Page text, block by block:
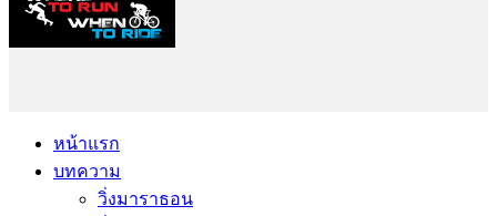
หน้าแรก
บทความ
วิ่งมาราธอน